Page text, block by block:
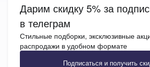
Дарим скидку 5% за
в телеграм
Стильные подборки, эксклюзивные
распродажи в удобном формате
Подписаться и получить